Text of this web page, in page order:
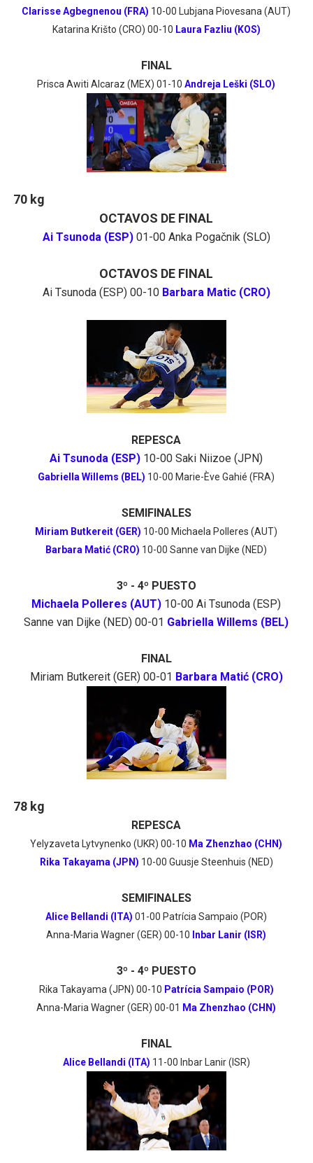
Clarisse Agbegnenou (FRA) 10-00 Lubjana Piovesana (AUT)
Katarina Krišto (CRO) 00-10 Laura Fazliu (KOS)
FINAL
Prisca Awiti Alcaraz (MEX) 01-10Andreja Leški (SLO)
70 kg
OCTAVOS DE FINAL
Ai Tsunoda (ESP)01-00 Anka Pogačnik (SLO)
OCTAVOS DE FINAL
Ai Tsunoda (ESP) 00-10 Barbara Matic (CRO)
REPESCA
Ai Tsunoda (ESP) 10-00 Saki Niizoe (JPN)
Gabriella Willems (BEL) 10-00 Marie-Ève Gahié (FRA)
SEMIFINALES
Miriam Butkereit (GER) 10-00 Michaela Polleres (AUT)
Barbara Matić (CRO) 10-00 Sanne van Dijke (NED)
3º - 4º PUESTO
Michaela Polleres (AUT) 10-00 Ai Tsunoda (ESP)
Sanne van Dijke (NED) 00-01 Gabriella Willems (BEL)
FINAL
Miriam Butkereit (GER) 00-01 Barbara Matić (CRO)
78 kg
REPESCA
Yelyzaveta Lytvynenko (UKR) 00-10 Ma Zhenzhao (CHN)
Rika Takayama (JPN) 10-00 Guusje Steenhuis (NED)
SEMIFINALES
Alice Bellandi (ITA) 01-00 Patrícia Sampaio (POR)
Anna-Maria Wagner (GER) 00-10 Inbar Lanir (ISR)
3º - 4º PUESTO
Rika Takayama (JPN) 00-10 Patrícia Sampaio (POR)
Anna-Maria Wagner (GER) 00-01 Ma Zhenzhao (CHN)
FINAL
Alice Bellandi (ITA) 11-00 Inbar Lanir (ISR)